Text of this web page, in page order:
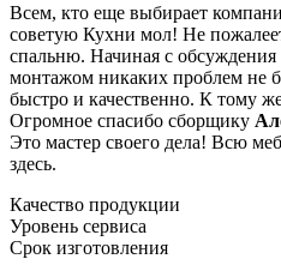
Всем, кто еще выбирает
советую Кухни мол! Не
спальню. Начиная с обсуждения
монтажом никаких проблем не
быстро и качественно. К тому
Огромное спасибо сборщику
Это мастер своего дела! Всю
здесь.
Качество продукции
Уровень сервиса
Срок изготовления